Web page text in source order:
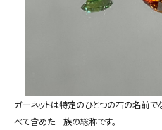
ガーネットは特定のひとつの石の名前で
べて含めた一族の総称です。